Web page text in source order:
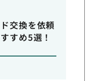
交換を依頼
すめ5選！